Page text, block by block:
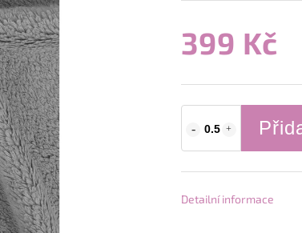
399 Kč
Detailní informace